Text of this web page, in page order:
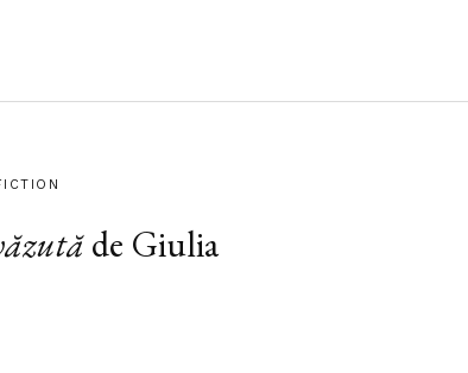
de Giulia